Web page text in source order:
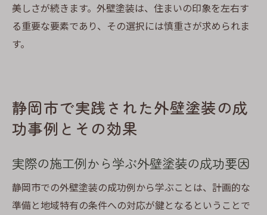
美しさが続きます。外壁塗装は、住まいの印象を左右す
る重要な要素であり、その選択には慎重さが求められま
す。
静岡市で実践された外壁塗装の成
功事例とその効果
実際の施工例から学ぶ外壁塗装の成功要因
静岡市での外壁塗装の成功例から学ぶことは、計画的な
準備と地域特有の条件への対応が鍵となるということで